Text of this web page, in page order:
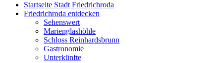
Startseite Stadt Friedrichroda
Friedrichroda entdecken
Sehenswert
Marienglashöhle
Schloss Reinhardsbrunn
Gastronomie
Unterkünfte